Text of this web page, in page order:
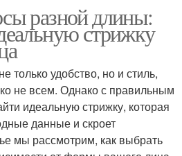
разной длины:
стрижку
только удобство, но и стиль,
не всем. Однако с правильным
идеальную стрижку, которая
данные и скроет
мы рассмотрим, как выбрать